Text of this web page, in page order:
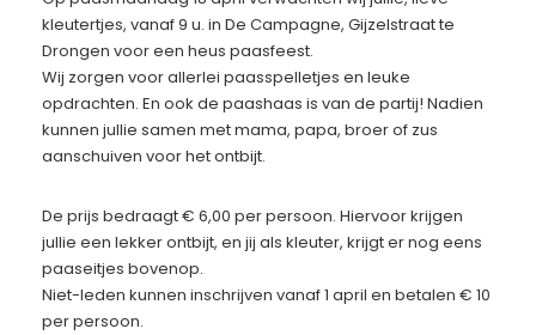
kleutertjes, vanaf 9 u. in De Campagne, Gijzelstraat te
Drongen voor een heus paasfeest.
Wij zorgen voor allerlei paasspelletjes en leuke
opdrachten. En ook de paashaas is van de partij! Nadien
kunnen jullie samen met mama, papa, broer of zus
aanschuiven voor het ontbijt.
De prijs bedraagt € 6,00 per persoon. Hiervoor krijgen
jullie een lekker ontbijt, en jij als kleuter, krijgt er nog eens
paaseitjes bovenop.
Niet-leden kunnen inschrijven vanaf 1 april en betalen € 10
per persoon.